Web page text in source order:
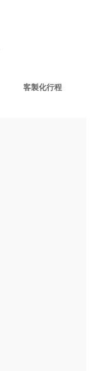
客製化行程